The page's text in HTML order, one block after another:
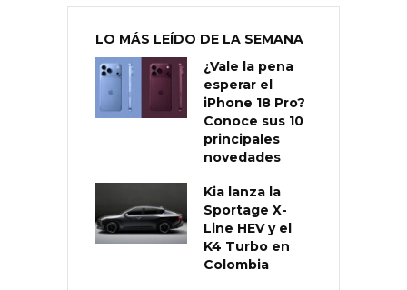
LO MÁS LEÍDO DE LA SEMANA
¿Vale la pena
esperar el
iPhone 18 Pro?
Conoce sus 10
principales
novedades
Kia lanza la
Sportage X-
Line HEV y el
K4 Turbo en
Colombia